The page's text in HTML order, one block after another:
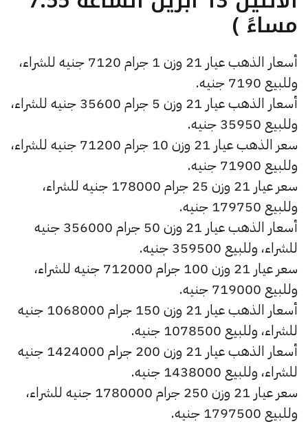
مساءً )
أسعار الذهب عيار 21 وزن 1 جرام 7120 جنيه للشراء،
وللبيع 7190 جنيه.
أسعار الذهب عيار 21 وزن 5 جرام 35600 جنيه للشراء،
وللبيع 35950 جنيه.
سعر الذهب عيار 21 وزن 10 جرام 71200 جنيه للشراء،
وللبيع 71900 جنيه.
سعر عيار 21 وزن 25 جرام 178000 جنيه للشراء،
وللبيع 179750 جنيه.
أسعار الذهب عيار 21 وزن 50 جرام 356000 جنيه
للشراء، وللبيع 359500 جنيه.
سعر عيار 21 وزن 100 جرام 712000 جنيه للشراء،
وللبيع 719000 جنيه.
أسعار الذهب عيار 21 وزن 150 جرام 1068000 جنيه
للشراء، وللبيع 1078500 جنيه.
أسعار الذهب عيار 21 وزن 200 جرام 1424000 جنيه
للشراء، وللبيع 1438000 جنيه.
سعر عيار 21 وزن 250 جرام 1780000 جنيه للشراء،
وللبيع 1797500 جنيه.